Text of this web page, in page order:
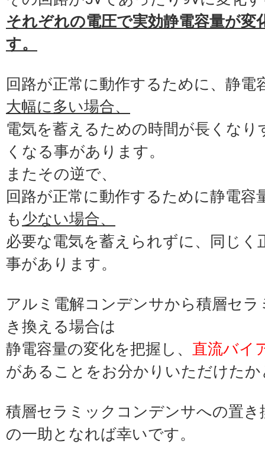
それぞれの電圧で実効静電容量が変
す。
回路が正常に動作するために、静電
大幅に多い場合、
電気を蓄えるための時間が長くなり
くなる事があります。
またその逆で、
回路が正常に動作するために静電容
も 少ない場合、
必要な電気を蓄えられずに、同じく
事があります。
アルミ電解コンデンサから積層セ
き換える場合は
静電容量の変化を把握し、 直流バイ
があることをお分かりいただけた
積層セラミックコンデンサへの置
の一助となれば幸いです。